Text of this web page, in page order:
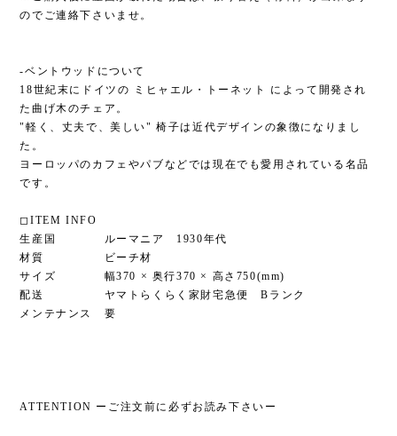
のでご連絡下さいませ。
-ベントウッドについて
18世紀末にドイツの ミヒャエル・トーネット によって開発され
た曲げ木のチェア。
"軽く、丈夫で、美しい" 椅子は近代デザインの象徴になりまし
た。
ヨーロッパのカフェやパブなどでは現在でも愛用されている名品
です。
◻︎ITEM INFO
生産国 ルーマニア 1930年代
材質 ビーチ材
サイズ 幅370 × 奥行370 × 高さ750(mm)
配送 ヤマトらくらく家財宅急便 Bランク
メンテナンス 要
ATTENTION ーご注文前に必ずお読み下さいー